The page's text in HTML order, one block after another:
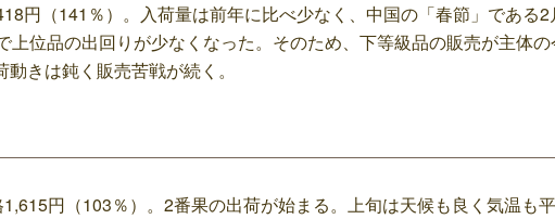
円（141％）。入荷量は前年に比べ少なく、中国の「春節」である2
上位品の出回りが少なくなった。そのため、下等級品の販売が主体
きは鈍く販売苦戦が続く。
円（103％）。2番果の出荷が始まる。上旬は天候も良く気温も